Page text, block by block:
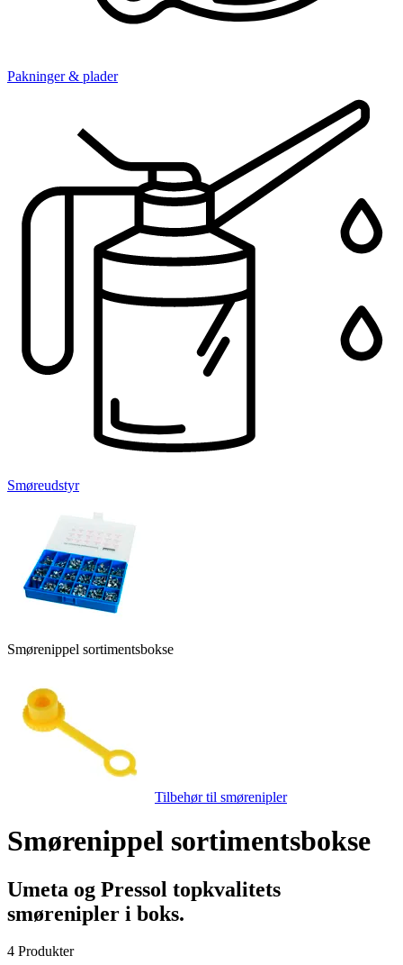
Pakninger & plader
Smøreudstyr
Smørenippel sortimentsbokse
Tilbehør til smørenipler
Smørenippel sortimentsbokse
Umeta og Pressol topkvalitets
smørenipler i boks.
4 Produkter